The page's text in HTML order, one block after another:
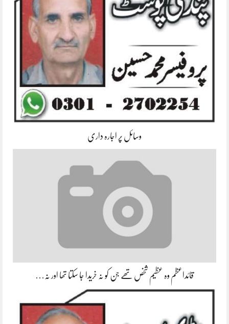
وسائل پر اجارہ داری
قائداعظم وہ عظیم شخص تھے جن کو نہ خریدا جا سکتا تھا اور نہ…